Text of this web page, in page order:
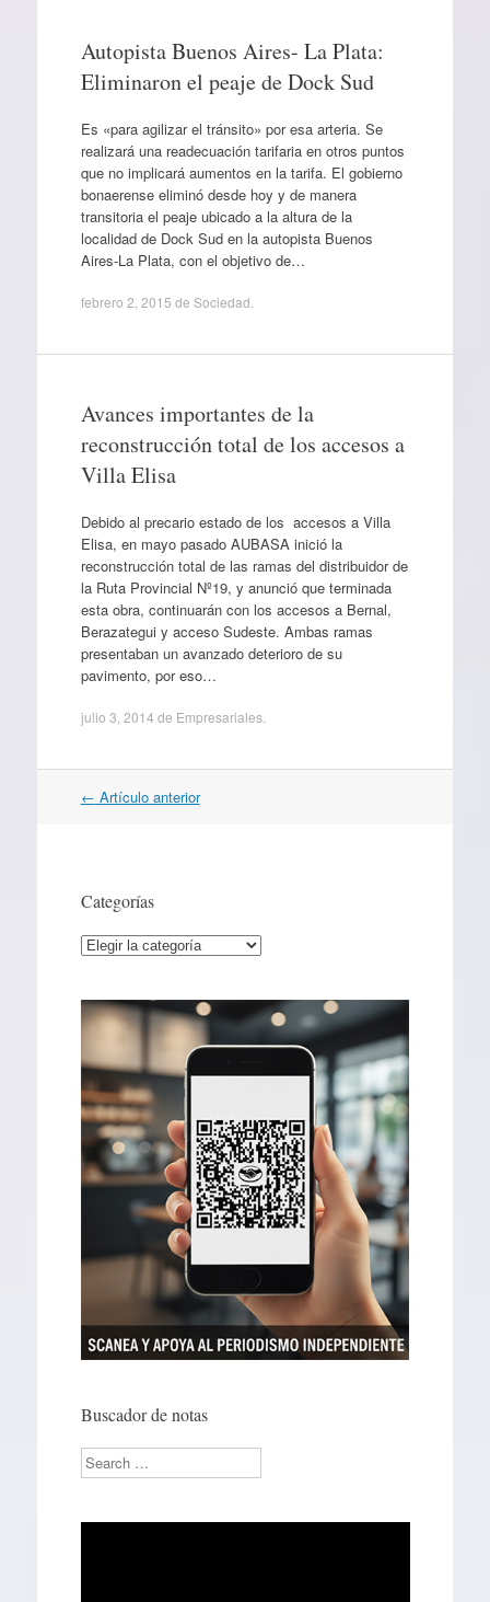
Autopista Buenos Aires- La Plata:
Eliminaron el peaje de Dock Sud
Es «para agilizar el tránsito» por esa arteria. Se
realizará una readecuación tarifaria en otros puntos
que no implicará aumentos en la tarifa. El gobierno
bonaerense eliminó desde hoy y de manera
transitoria el peaje ubicado a la altura de la
localidad de Dock Sud en la autopista Buenos
Aires-La Plata, con el objetivo de…
febrero 2, 2015 de Sociedad
Avances importantes de la
reconstrucción total de los accesos a
Villa Elisa
Debido al precario estado de los accesos a Villa
Elisa, en mayo pasado AUBASA inició la
reconstrucción total de las ramas del distribuidor de
la Ruta Provincial Nº19, y anunció que terminada
esta obra, continuarán con los accesos a Bernal,
Berazategui y acceso Sudeste. Ambas ramas
presentaban un avanzado deterioro de su
pavimento, por eso…
julio 3, 2014 de Empresariales.
Navegación
← Artículo anterior
Categorías
Categorías
Buscador de notas
Search